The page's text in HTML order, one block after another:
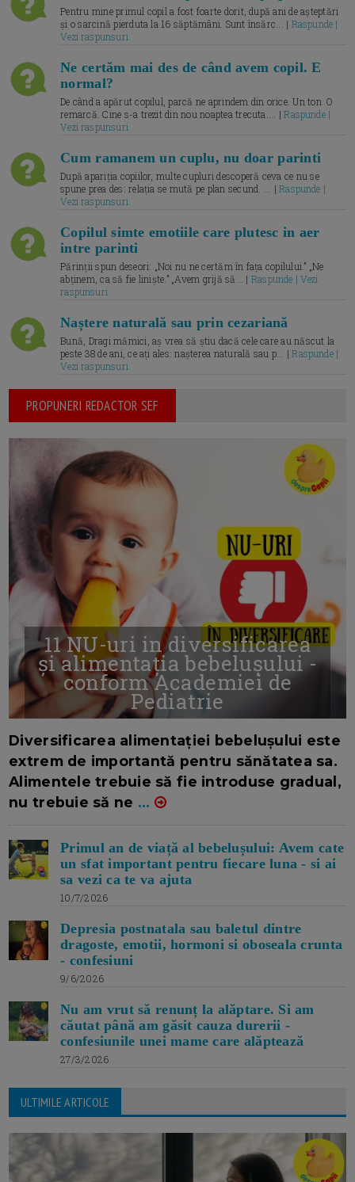
Pentru mine primul copil a fost foarte dorit, după ani de așteptări
și o sarcină pierduta la 16 săptămâni. Sunt însărc... | Raspunde |
Vezi raspunsuri
Ne certăm mai des de când avem copil. E
normal?
De când a apărut copilul, parcă ne aprindem din orice. Un ton. O
remarcă. Cine s-a trezit din nou noaptea trecuta.... |Raspunde |
Vezi raspunsuri
Cum ramanem un cuplu, nu doar parinti
După apariția copiilor, multe cupluri descoperă ceva ce nu se
spune prea des: relația se mută pe plan secund. ... |Raspunde |
Vezi raspunsuri
Copilul simte emotiile care plutesc in aer
intre parinti
Părinții spun deseori: „Noi nu ne certăm în fața copilului.” „Ne
abținem, ca să fie liniște.” „Avem grijă să... | Raspunde | Vezi
raspunsuri
Naștere naturală sau prin cezariană
Bună, Dragi mămici, aș vrea să știu dacă cele care au născut la
peste 38 de ani, ce ați ales: nașterea naturală sau p... |Raspunde |
Vezi raspunsuri
PROPUNERI REDACTOR SEF
11 NU-uri in diversificarea
și alimentația bebelușului -
conform Academiei de
Pediatrie
Diversificarea alimentației bebelușului este
extrem de importantă pentru sănătatea sa.
Alimentele trebuie să fie introduse gradual,
nu trebuie să ne ...
Primul an de viață al bebelușului: Avem cate
un sfat important pentru fiecare luna - si ai
sa vezi ca te va ajuta
10/7/2026
Depresia postnatala sau baletul dintre
dragoste, emotii, hormoni si oboseala crunta
- confesiuni
9/6/2026
Nu am vrut să renunț la alăptare. Si am
căutat până am găsit cauza durerii -
confesiunile unei mame care alăptează
27/3/2026
ULTIMILE ARTICOLE